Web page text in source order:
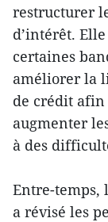
restructurer
d’intérêt.
certaines
améliorer la
de crédit afin
augmenter
à des
Entre-temps,
a révisé les